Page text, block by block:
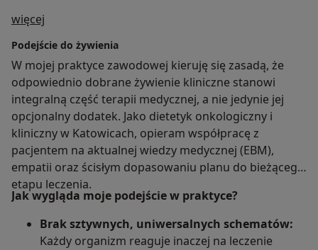
więcej
Podejście do żywienia
W mojej praktyce zawodowej kieruję się zasadą, że
odpowiednio dobrane żywienie kliniczne stanowi
integralną część terapii medycznej, a nie jedynie jej
opcjonalny dodatek. Jako dietetyk onkologiczny i
kliniczny w Katowicach, opieram współpracę z
pacjentem na aktualnej wiedzy medycznej (EBM),
empatii oraz ścisłym dopasowaniu planu do bieżącego
etapu leczenia.
Jak wygląda moje podejście w praktyce?
Brak sztywnych, uniwersalnych schematów:
Każdy organizm reaguje inaczej na leczenie